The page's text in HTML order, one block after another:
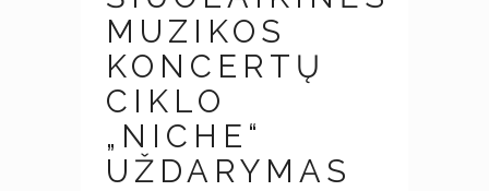
MUZIKOS
KONCERTŲ
CIKLO
„NICHE“
UŽDARYMAS